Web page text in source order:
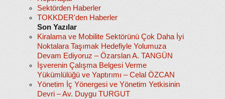
Sektörden Haberler
TOKKDER'den Haberler
Son Yazılar
Kiralama ve Mobilite Sektörünü Çok Daha İyi
Noktalara Taşımak Hedefiyle Yolumuza
Devam Ediyoruz – Özarslan A. TANGÜN
İşverenin Çalışma Belgesi Verme
Yükümlülüğü ve Yaptırımı – Celal ÖZCAN
Yönetim İç Yönergesi ve Yönetim Yetkisinin
Devri – Av. Duygu TURGUT